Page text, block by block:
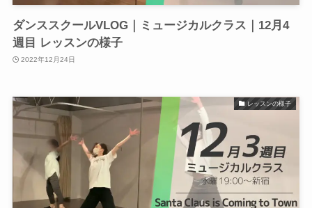
ダンススクールVLOG｜ミュージカルクラス｜12月4
週目 レッスンの様子
2022年12月24日
レッスンの様子